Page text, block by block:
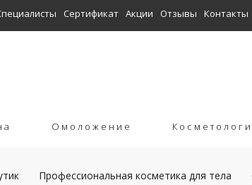
Сертификат Акции Отзывы Контакты
Омоложение
Профессиональная косметика для тела